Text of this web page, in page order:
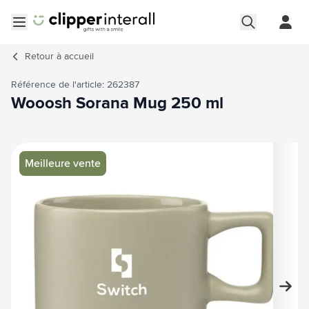
Retour à accueil
Meilleure vente
Image principale
Cliquez pour voir l'image en plein écran
Référence de l'article: 262387
Wooosh Sorana Mug 250 ml